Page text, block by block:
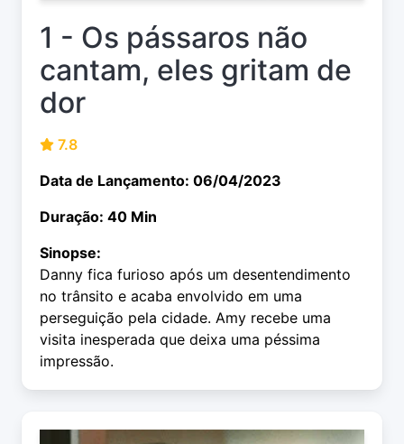
1 - Os pássaros não
cantam, eles gritam de
dor
7.8
Data de Lançamento: 06/04/2023
Duração: 40 Min
Sinopse:
Danny fica furioso após um desentendimento
no trânsito e acaba envolvido em uma
perseguição pela cidade. Amy recebe uma
visita inesperada que deixa uma péssima
impressão.